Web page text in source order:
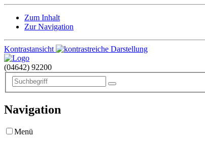
Zum Inhalt
Zur Navigation
Kontrastansicht
(04642) 92200
Navigation
Menü